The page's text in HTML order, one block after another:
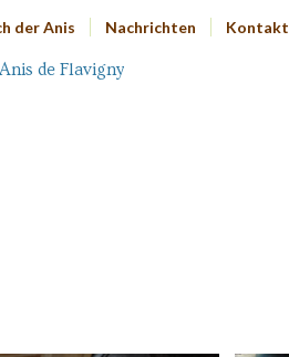
der Anis Nachrichten Kontakt